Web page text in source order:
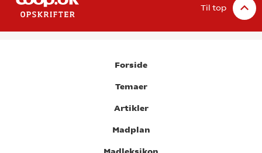
Til top
Forside
Temaer
Artikler
Madplan